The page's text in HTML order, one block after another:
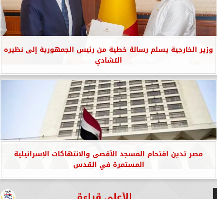
وزير الخارجية يسلم رسالة خطية من رئيس الجمهورية إلى نظيره
التشادي
مصر تدين اقتحام المسجد الأقصى والانتهاكات الإسرائيلية
المستمرة في القدس